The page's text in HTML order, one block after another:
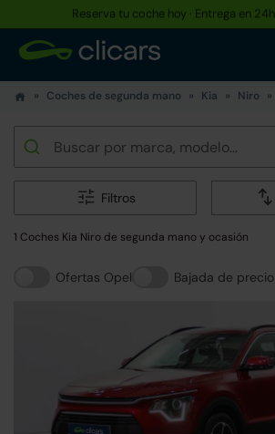
Coches de segunda mano Kia Niro
Filtros
1 Coches Kia Niro de segunda mano y ocasión
Ofertas Opel Bajada de precio